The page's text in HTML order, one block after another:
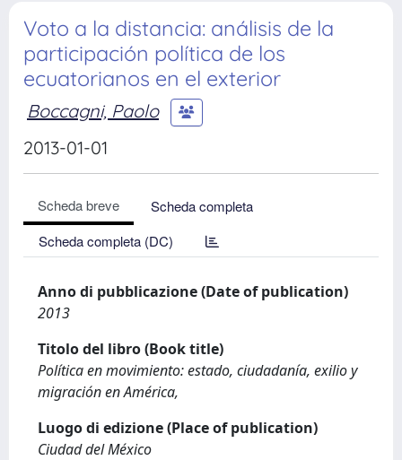
Voto a la distancia: análisis de la
participación política de los
ecuatorianos en el exterior
Boccagni, Paolo
2013-01-01
Scheda breve
Scheda completa
Scheda completa (DC)
Anno di pubblicazione (Date of publication)
2013
Titolo del libro (Book title)
Política en movimiento: estado, ciudadanía, exilio y
migración en América,
Luogo di edizione (Place of publication)
Ciudad del México